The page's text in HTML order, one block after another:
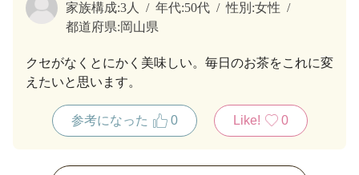
家族構成:3人 年代:50代 性別:女性
都道府県:岡山県
クセがなくとにかく美味しい。毎日のお茶をこれに変
えたいと思います。
参考になった 0 Like! 0